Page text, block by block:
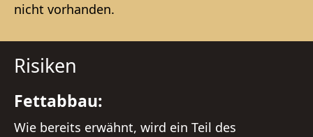
nicht vorhanden.
Risiken
Fettabbau:
Wie bereits erwähnt, wird ein Teil des